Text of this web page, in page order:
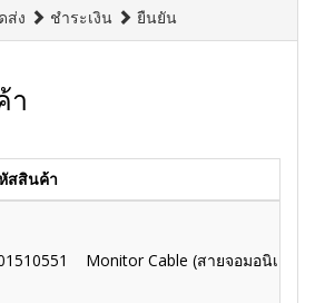
ส่ง ชำระเงิน ยืนยัน
า
สสินค้า
Monitor Cable (สายจอมอนิเตอร์